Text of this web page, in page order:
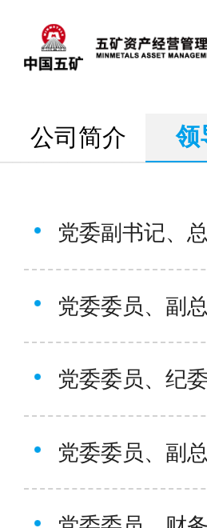
公司简介 领
党委副书记、
党委委员、副
党委委员、纪
党委委员、副